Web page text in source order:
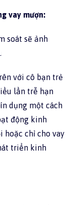
vay mượn:
soát sẽ ảnh
với cô bạn trẻ
lần trễ hạn
dụng một cách
động kinh
hoặc chỉ cho vay
triển kinh